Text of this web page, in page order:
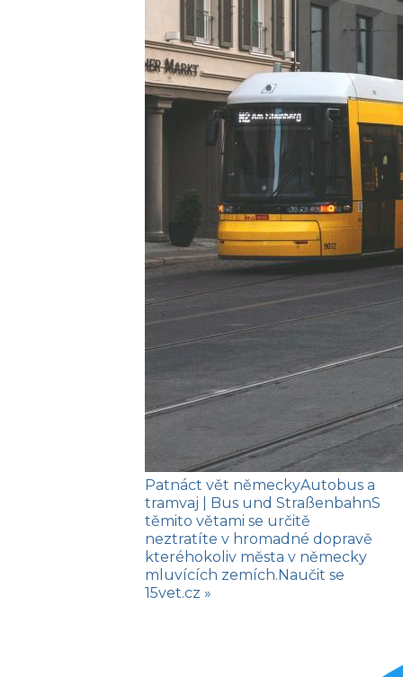
Patnáct vět německyAutobus a
tramvaj
| Bus und StraßenbahnS
těmito větami se určitě
neztratíte v hromadné dopravě
kteréhokoliv města v německy
mluvících zemích.Naučit se
15vet.cz »